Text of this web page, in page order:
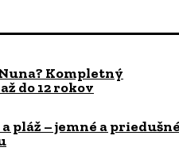
Kompletný
do 12 rokov
pláž – jemné a